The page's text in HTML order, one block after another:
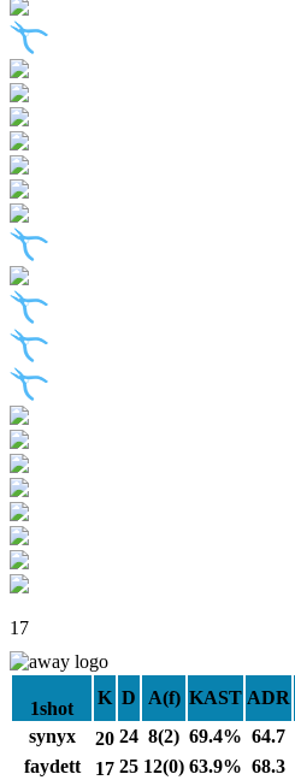
17
1shot
K D A(f) KAST ADR
synyx
20 24 8(2) 69.4% 64.7
faydett
17 25 12(0) 63.9% 68.3